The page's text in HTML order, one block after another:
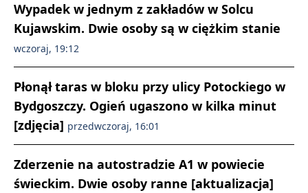
Wypadek w jednym z zakładów w Solcu
Kujawskim. Dwie osoby są w ciężkim stanie
wczoraj, 19:12
Płonął taras w bloku przy ulicy Potockiego w
Bydgoszczy. Ogień ugaszono w kilka minut
[zdjęcia] przedwczoraj, 16:01
Zderzenie na autostradzie A1 w powiecie
świeckim. Dwie osoby ranne [aktualizacja]